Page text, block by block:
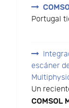
Portugal
escáner
Un
COMSOL